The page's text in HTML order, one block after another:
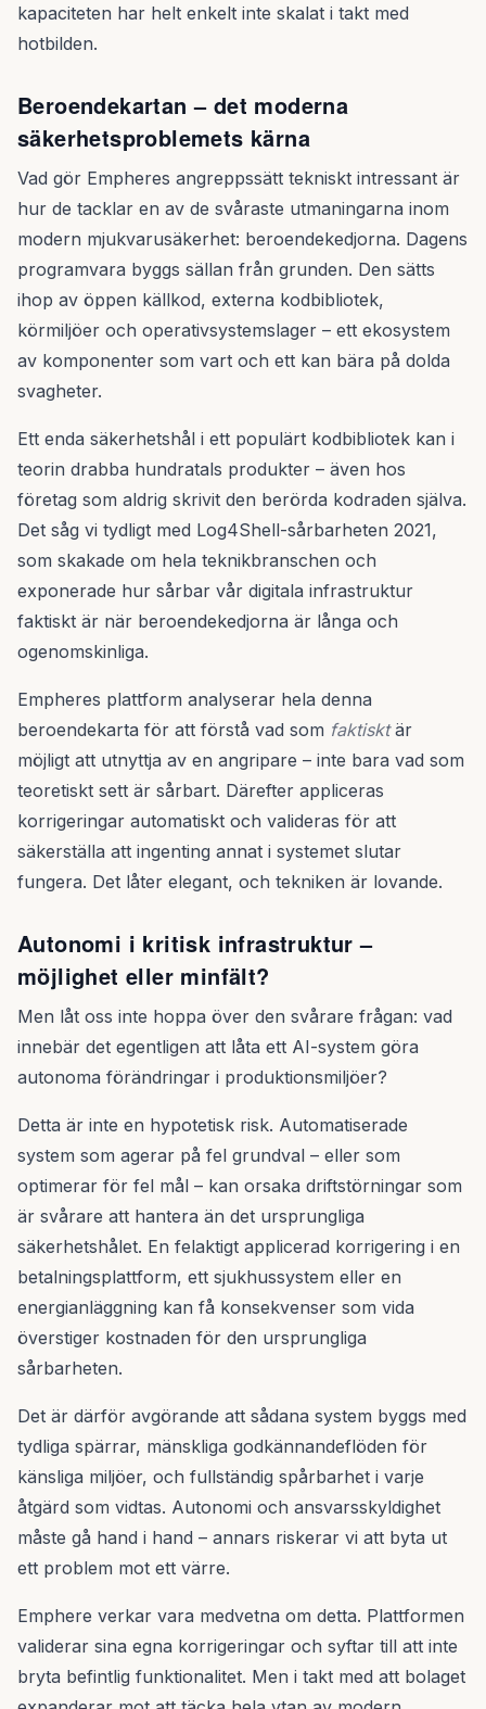
kapaciteten har helt enkelt inte skalat i takt med
hotbilden.
Beroendekartan – det moderna
säkerhetsproblemets kärna
Vad gör Empheres angreppssätt tekniskt intressant är
hur de tacklar en av de svåraste utmaningarna inom
modern mjukvarusäkerhet: beroendekedjorna. Dagens
programvara byggs sällan från grunden. Den sätts
ihop av öppen källkod, externa kodbibliotek,
körmiljöer och operativsystemslager – ett ekosystem
av komponenter som vart och ett kan bära på dolda
svagheter.
Ett enda säkerhetshål i ett populärt kodbibliotek kan i
teorin drabba hundratals produkter – även hos
företag som aldrig skrivit den berörda kodraden själva.
Det såg vi tydligt med Log4Shell-sårbarheten 2021,
som skakade om hela teknikbranschen och
exponerade hur sårbar vår digitala infrastruktur
faktiskt är när beroendekedjorna är långa och
ogenomskinliga.
Empheres plattform analyserar hela denna
beroendekarta för att förstå vad som faktisktär
möjligt att utnyttja av en angripare – inte bara vad som
teoretiskt sett är sårbart. Därefter appliceras
korrigeringar automatiskt och valideras för att
säkerställa att ingenting annat i systemet slutar
fungera. Det låter elegant, och tekniken är lovande.
Autonomi i kritisk infrastruktur –
möjlighet eller minfält?
Men låt oss inte hoppa över den svårare frågan: vad
innebär det egentligen att låta ett AI-system göra
autonoma förändringar i produktionsmiljöer?
Detta är inte en hypotetisk risk. Automatiserade
system som agerar på fel grundval – eller som
optimerar för fel mål – kan orsaka driftstörningar som
är svårare att hantera än det ursprungliga
säkerhetshålet. En felaktigt applicerad korrigering i en
betalningsplattform, ett sjukhussystem eller en
energianläggning kan få konsekvenser som vida
överstiger kostnaden för den ursprungliga
sårbarheten.
Det är därför avgörande att sådana system byggs med
tydliga spärrar, mänskliga godkännandeflöden för
känsliga miljöer, och fullständig spårbarhet i varje
åtgärd som vidtas. Autonomi och ansvarsskyldighet
måste gå hand i hand – annars riskerar vi att byta ut
ett problem mot ett värre.
Emphere verkar vara medvetna om detta. Plattformen
validerar sina egna korrigeringar och syftar till att inte
bryta befintlig funktionalitet. Men i takt med att bolaget